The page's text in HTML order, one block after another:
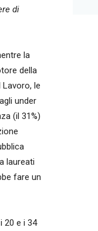
di
la
della
le
under
(il 31%)
laureati
fare un
20 e i 34